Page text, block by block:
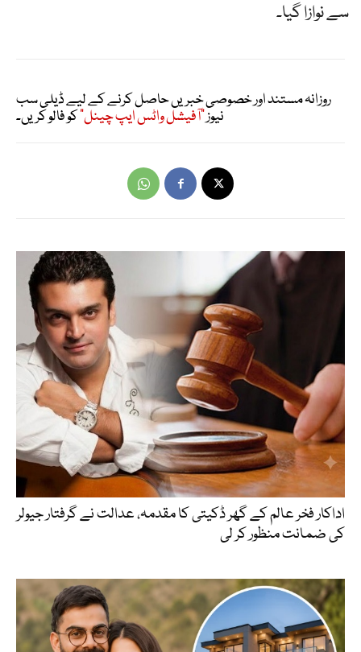
سے نوازا گیا۔
روزانہ مستند اور خصوصی خبریں حاصل کرنے کے لیے ڈیلی سب
نیوز"آفیشل واٹس ایپ چینل"کو فالو کریں۔
اداکار فخر عالم کے گھر ڈکیتی کا مقدمہ، عدالت نے گرفتار جیولر
کی ضمانت منظور کر لی